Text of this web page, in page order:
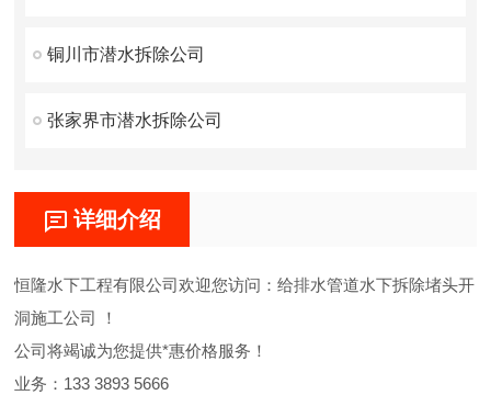
铜川市潜水拆除公司
张家界市潜水拆除公司
详细介绍
恒隆水下工程有限公司欢迎您访问：给排水管道水下拆除堵头开
洞施工公司 ！
公司将竭诚为您提供*惠价格服务！
业务：133 3893 5666